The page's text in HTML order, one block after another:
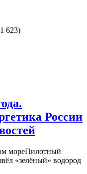
623)
России
мореПилотный
«зелёный» водород